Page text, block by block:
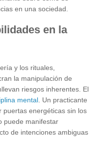
en una sociedad.
en la
y los rituales,
la manipulación de
riesgos inherentes. El
mental . Un practicante
puertas energéticas sin los
puede manifestar
de intenciones ambiguas